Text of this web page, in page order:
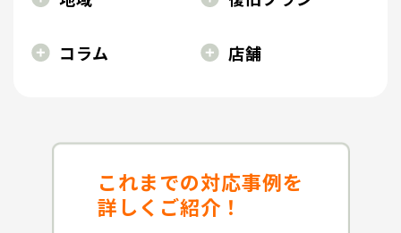
コラム 店舗
これまでの対応事例を
詳しくご紹介！